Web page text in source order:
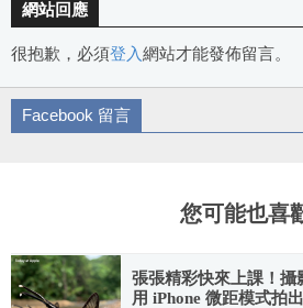
網站回應
很抱歉，必須登入網站才能發佈留言。
Facebook 留言
您可能也喜
張張精彩快來上課！攝
用 iPhone 微距模式拍